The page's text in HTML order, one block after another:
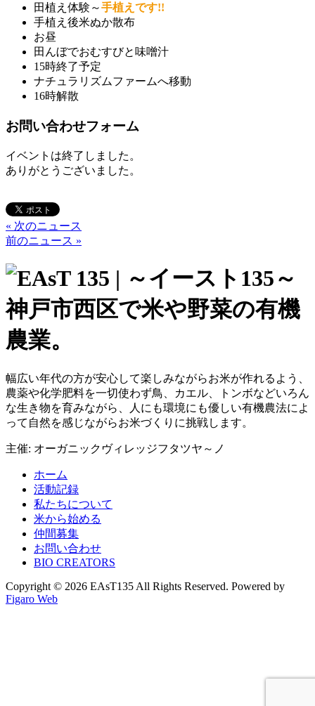
田植え体験～手植えです!!
手植え後米ぬか散布
お昼
田んぼでおむすびと味噌汁
15時終了予定
ナチュラリズムファームへ移動
16時解散
お問い合わせフォーム
イベントは終了しました。
ありがとうございました。
« 次のニュース
前のニュース »
幅広い年代の方が安心して楽しみながらお米が作れるよう、
農薬や化学肥料を一切使わず鳥、カエル、トンボなどいろん
な生き物を育みながら、人にも環境にも優しい有機農法によ
って自然を感じながらお米づくりに挑戦します。
主催: オーガニックヴィレッジフタツヤ～ノ
ホーム
活動記録
私たちについて
米から始める
仲間募集
お問い合わせ
BIO CREATORS
Copyright © 2026 EAsT135 All Rights Reserved. Powered by
Figaro Web